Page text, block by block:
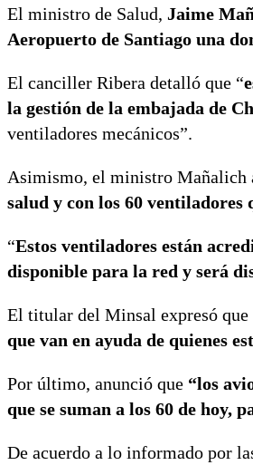
El ministro de Salud, Jaime
Aeropuerto de Santiago una
El canciller Ribera detalló que “
la gestión de la embajada de
ventiladores mecánicos”.
Asimismo, el ministro Mañalich
salud y con los 60
“Estos ventiladores están
disponible para la red y será
El titular del Minsal expresó que
que van en ayuda de quienes
Por último, anunció que “los
que se suman a los 60 de hoy,
De acuerdo a lo informado por